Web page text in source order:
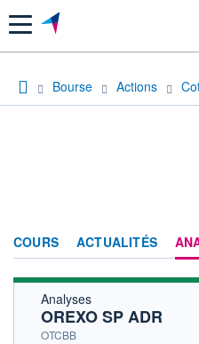
Menu
Bourse Actions
COURS ACTUALITÉS
Analyses
OREXO SP ADR
OTCBB